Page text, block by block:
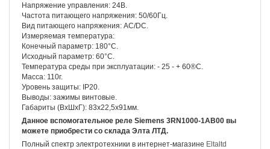
Напряжение управления: 24В.
Частота питающего напряжения: 50/60Гц.
Вид питающего напряжения: АС/DC.
Измеряемая температура:
Конечный параметр: 180°С.
Исходный параметр: 60°С.
Температура среды при эксплуатации: - 25 - + 60®С.
Масса: 110г.
Уровень защиты: IP20.
Выводы: зажимы винтовые.
Габариты (ВхШхГ): 83х22,5х91мм.
Данное вспомогательное реле Siemens 3RN1000-1AB00 вы
можете приобрести со склада Элта ЛТД.
Полный спектр электротехники в интернет-магазине Eltaltd